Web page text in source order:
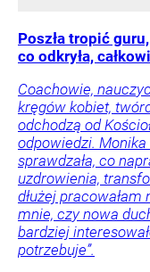
Poszła tropić
co odkryła,
Coachowie,
kręgów kobiet,
odchodzą od
odpowiedzi.
sprawdzała, co
uzdrowienia,
dłużej
mnie, czy nowa
bardziej
potrzebuje”.